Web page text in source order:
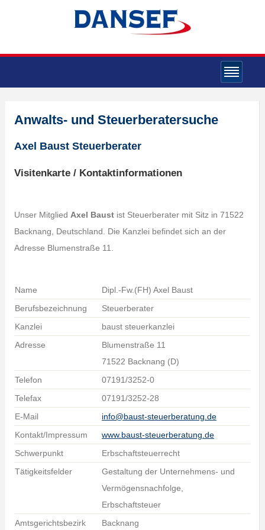
Anwalts- und Steuerberatersuche
Axel Baust Steuerberater
Visitenkarte / Kontaktinformationen
Unser Mitglied Axel Baustist Steuerberater mit Sitz in 71522
Backnang, Deutschland. Die Kanzlei befindet sich an der
Adresse Blumenstraße 11.
Name
Dipl.-Fw.(FH) Axel Baust
Berufsbezeichnung
Steuerberater
Kanzlei
baust steuerkanzlei
Adresse
Blumenstraße 11
71522 Backnang (D)
Telefon
07191/3252-0
Telefax
07191/3252-28
E-Mail
info@baust-steuerberatung.de
Kontakt/Impressum
www.baust-steuerberatung.de
Schwerpunkt
Erbschaftsteuerrecht
Tätigkeitsfelder
Gestaltung der Unternehmens- und
Vermögensnachfolge,
Erbschaftsteuer
Amtsgerichtsbezirk
Backnang